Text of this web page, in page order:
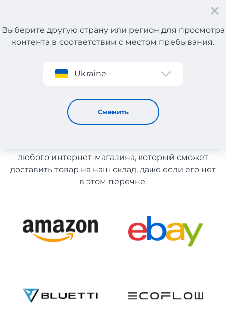
Регистрация
Выберите другую страну или регион для просмотра
контента в соответствии с местом пребывания.
Ukraine
Сменить
Одежда с Португалии
Одежда с Португалии
любого интернет-магазина, который сможет
доставить товар на наш склад, даже если его нет
в этом перечне.